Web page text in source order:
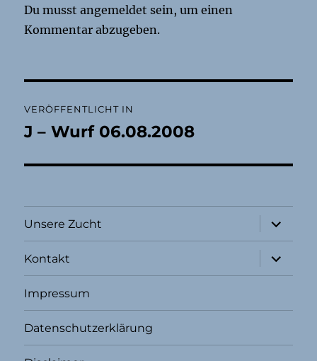
Du musstangemeldet sein, um einen
Kommentar abzugeben.
VERÖFFENTLICHT IN
J – Wurf 06.08.2008
Unsere Zucht
öffnen
Kontakt
öffnen
Impressum
Datenschutzerklärung